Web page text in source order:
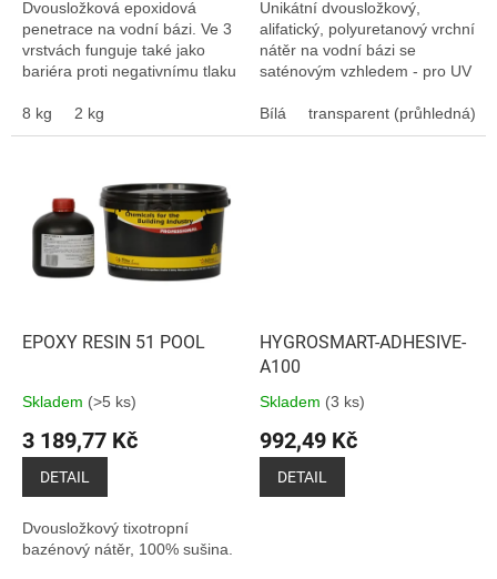
Dvousložková epoxidová
penetrace na vodní bázi. Ve 3
vrstvách funguje také jako
bariéra proti negativnímu tlaku
8 kg
2 kg
Unikátní dvousložkový,
alifatický, polyuretanový vrchní
nátěr na vodní bázi se
saténovým vzhledem - pro UV
Bílá
transparent (průhledná)
EPOXY RESIN 51 POOL
Skladem (>5 ks)
3 189,77 Kč
DETAIL
Dvousložkový tixotropní
bazénový nátěr, 100% sušina.
HYGROSMART-ADHESIVE-
A100
Skladem (3 ks)
992,49 Kč
DETAIL